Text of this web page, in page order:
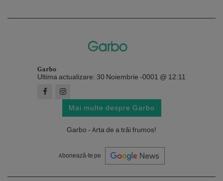
Garbo
Ultima actualizare: 30 Noiembrie -0001 @ 12:11
Mai multe despre Garbo
Garbo - Arta de a trăi frumos!
Abonează-te pe